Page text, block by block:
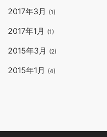
2017年3月 (1)
2017年1月 (1)
2015年3月 (2)
2015年1月 (4)